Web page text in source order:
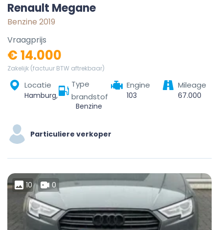
Renault Megane
Benzine 2019
Vraagprijs
€ 14.000
Zakelijk (factuur BTW aftrekbaar)
Locatie
Hamburg, Germany
Type
brandstof
Benzine
Engine
103
Mileage
67.000
Particuliere verkoper
10 0